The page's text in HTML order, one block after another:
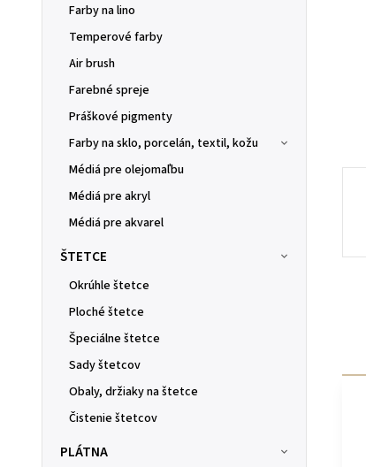
Farby na lino
Temperové farby
Air brush
Farebné spreje
Práškové pigmenty
Farby na sklo, porcelán, textil, kožu
Médiá pre olejomaľbu
Médiá pre akryl
Médiá pre akvarel
ŠTETCE
Okrúhle štetce
Ploché štetce
Špeciálne štetce
Sady štetcov
Obaly, držiaky na štetce
Čistenie štetcov
PLÁTNA